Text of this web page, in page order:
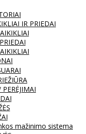
IR PRIEDAI
mažinimo sistema